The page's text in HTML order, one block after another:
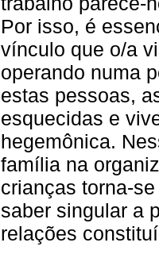
Por isso, é
vínculo que o/a
operando numa
estas pessoas,
esquecidas e
hegemônica.
família na
crianças torna-
saber singular a
relações